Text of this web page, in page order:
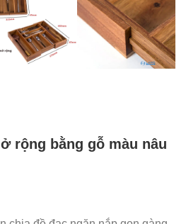
rộng bằng gỗ màu nâu